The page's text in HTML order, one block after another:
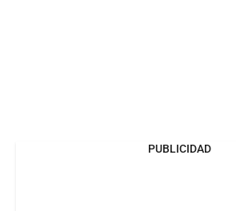
PUBLICIDAD